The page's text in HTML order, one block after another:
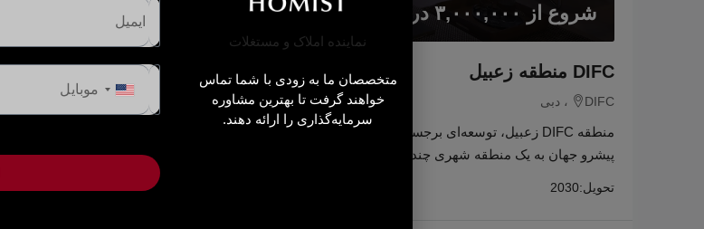
شروع از ۳,۰۰۰,۰۰۰ درهم امارات
DIFC منطقه زعبیل
DIFC، دبی
پیشرو جهان به یک منطقه شهری چندمنظوره نسل بعدی طراحی شده است.
تحویل:2030
متخصصان ما به زودی با شما تماس
خواهند گرفت تا بهترین مشاوره
سرمایه‌گذاری را ارائه دهند.
United
States